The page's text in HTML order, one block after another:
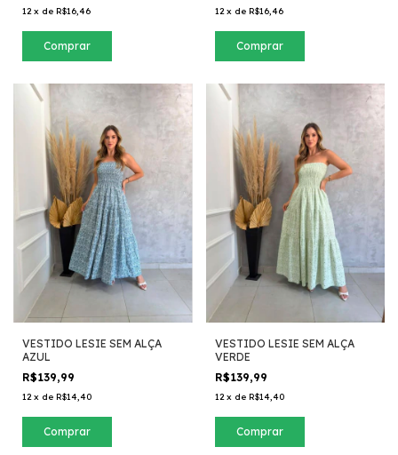
12 x de R$16,46
Comprar
12 x de R$16,46
Comprar
VESTIDO LESIE SEM ALÇA
AZUL
R$139,99
12 x de R$14,40
Comprar
VESTIDO LESIE SEM ALÇA
VERDE
R$139,99
12 x de R$14,40
Comprar